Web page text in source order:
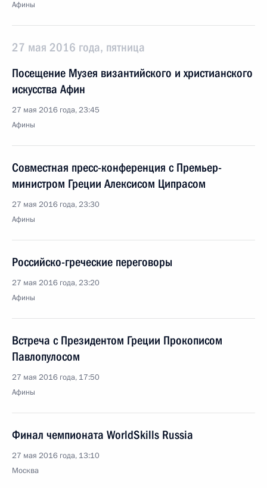
Афины
27 мая 2016 года, пятница
Посещение Музея византийского и христианского
искусства Афин
27 мая 2016 года, 23:45
Афины
Совместная пресс-конференция с Премьер-
министром Греции Алексисом Ципрасом
27 мая 2016 года, 23:30
Афины
Российско-греческие переговоры
27 мая 2016 года, 23:20
Афины
Встреча с Президентом Греции Прокописом
Павлопулосом
27 мая 2016 года, 17:50
Афины
Финал чемпионата WorldSkills Russia
27 мая 2016 года, 13:10
Москва